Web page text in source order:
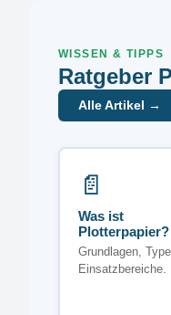
WISSEN & TIPPS
Ratgeber
Alle Artikel →
📄
Was ist
Plotterpapier?
Grundlagen,
Einsatzbereiche.